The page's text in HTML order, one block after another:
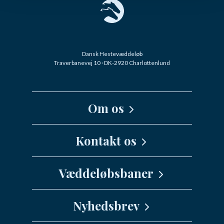
Dansk Hestevæddeløb
Traverbanevej 10 · DK-2920 Charlottenlund
Om os
Kontakt os
info@danskhv.dk
Væddeløbsbaner
Jydsk Væddeløbsbane
Nyhedsbrev